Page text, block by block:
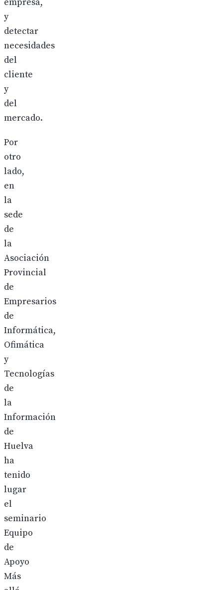
y
detectar
necesidades
del
cliente
y
del
mercado.
Por
otro
lado,
en
la
sede
de
la
Asociación
Provincial
de
Empresarios
de
Informática,
Ofimática
y
Tecnologías
de
la
Información
de
Huelva
ha
tenido
lugar
el
seminario
Equipo
de
Apoyo
Más